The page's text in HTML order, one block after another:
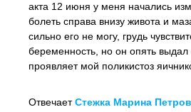
акта 12 июня у меня начались
болеть справа внизу живота и
сильно его не могу, грудь
беременность, но он опять выдал
проявляет мой поликистоз
ОтвечаетСтежка Марина